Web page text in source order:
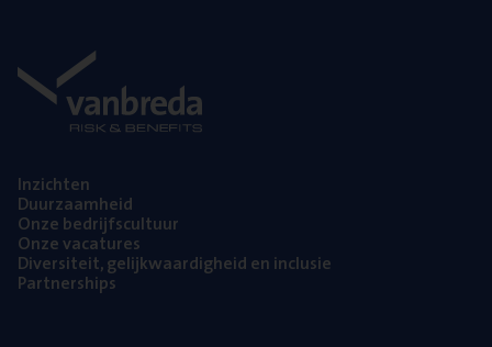
Inzich­ten
Duur­zaam­heid
Onze bedrijfs­cul­tuur
Onze vaca­tu­res
Diver­si­teit, gelijk­waar­dig­heid en inclusie
Part­ner­ships